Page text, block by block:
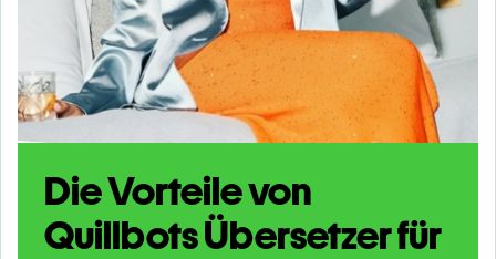
Die Vorteile von
Quillbots Übersetzer für